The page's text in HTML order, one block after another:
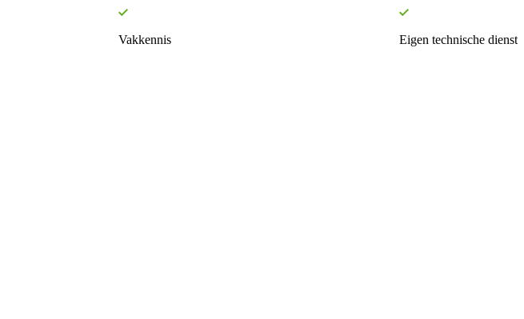
Vakkennis Eigen technische dienst